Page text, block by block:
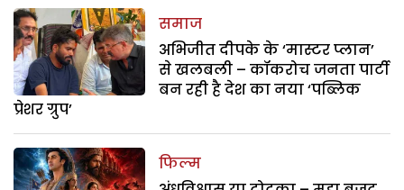
समाज
अभिजीत दीपके के ‘मास्टर प्लान’
से खलबली – कॉकरोच जनता पार्टी
बन रही है देश का नया ‘पब्लिक
प्रेशर ग्रुप’
फिल्म